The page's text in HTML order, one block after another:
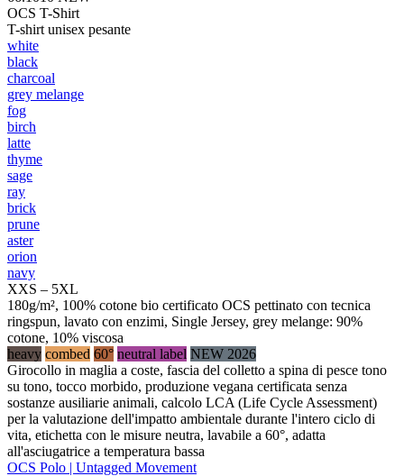
OCS T-Shirt
T-shirt unisex pesante
white
black
charcoal
grey melange
fog
birch
latte
thyme
sage
ray
brick
prune
aster
orion
navy
XXS – 5XL
180g/m², 100% cotone bio certificato OCS pettinato con tecnica
ringspun, lavato con enzimi, Single Jersey, grey melange: 90%
cotone, 10% viscosa
heavy combed 60° neutral label NEW 2026
Girocollo in maglia a coste, fascia del colletto a spina di pesce tono
su tono, tocco morbido, produzione vegana certificata senza
sostanze ausiliarie animali, calcolo LCA (Life Cycle Assessment)
per la valutazione dell'impatto ambientale durante l'intero ciclo di
vita, etichetta con le misure neutra, lavabile a 60°, adatta
all'asciugatrice a temperatura bassa
OCS Polo | Untagged Movement